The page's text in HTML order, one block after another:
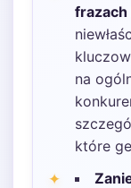
na
które